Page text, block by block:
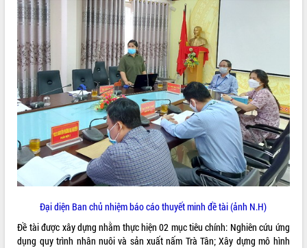
VIDEO
Bí thư Tỉnh ủy Lương Nguyễn Minh
Triết thăm, tặng quà người có công với
cách mạng
văn hóa, thể thao đáp ứng yêu cầu
phát triển mới
Thường trực HĐND tỉnh Đắk Lắk gặp
Đại diện Ban chủ nhiệm báo cáo thuyết minh đề tài (ảnh N.H)
Đề tài được xây dựng nhằm thực hiện 02 mục tiêu chính: Nghiên cứu ứng
dụng quy trình nhân nuôi và sản xuất nấm Trà Tân; Xây dựng mô hình